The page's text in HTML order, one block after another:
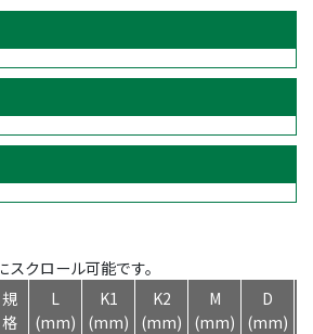
クロール可能です。
規
格
L
(mm)
K1
(mm)
K2
(mm)
M
(mm)
D
(mm)